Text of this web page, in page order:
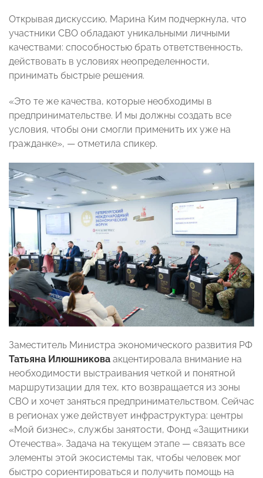
Открывая дискуссию, Марина Ким подчеркнула, что
участники СВО обладают уникальными личными
качествами: способностью брать ответственность,
действовать в условиях неопределенности,
принимать быстрые решения.
«Это те же качества, которые необходимы в
предпринимательстве. И мы должны создать все
условия, чтобы они смогли применить их уже на
гражданке», — отметила спикер.
Заместитель Министра экономического развития РФ
Татьяна Илюшникова акцентировала внимание на
необходимости выстраивания четкой и понятной
маршрутизации для тех, кто возвращается из зоны
СВО и хочет заняться предпринимательством. Сейчас
в регионах уже действует инфраструктура: центры
«Мой бизнес», службы занятости, Фонд «Защитники
Отечества». Задача на текущем этапе — связать все
элементы этой экосистемы так, чтобы человек мог
быстро сориентироваться и получить помощь на